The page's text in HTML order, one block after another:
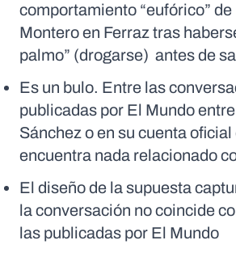
comportamiento “eufórico”
Montero en Ferraz tras
palmo” (drogarse) antes de
Es un bulo. Entre las
publicadas por El Mundo
Sánchez o en su cuenta oficial
encuentra nada relacionado
El diseño de la supuesta
la conversación no coincide
las publicadas por El Mundo